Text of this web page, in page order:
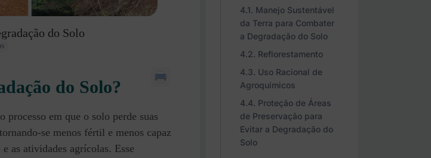
do Solo
do Solo?
processo em que o solo perde suas
se menos fértil e menos capaz
as atividades agrícolas. Esse
Manejo Sustentável
da Terra para Combater
a Degradação do Solo
Reflorestamento
Uso Racional de
Agroquímicos
Proteção de Áreas
de Preservação para
Evitar a Degradação do
Solo